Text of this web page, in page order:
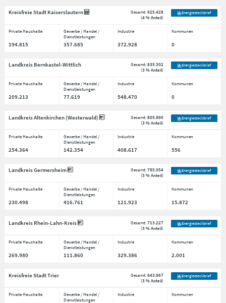
Kreisfreie Stadt Kaiserslautern Gesamt:925.428
(4 % Anteil)
Energiesteckbrief
Private Haushalte
Gewerbe / Handel /
Dienstleistungen
Industrie Kommunen
194.815 357.685 372.928 0
Landkreis Bernkastel-Wittlich Gesamt:835.302
(3 % Anteil)
Energiesteckbrief
Private Haushalte
Gewerbe / Handel /
Dienstleistungen
Industrie Kommunen
209.213 77.619 548.470 0
Landkreis Altenkirchen (Westerwald) Gesamt:805.890
(3 % Anteil)
Energiesteckbrief
Private Haushalte
Gewerbe / Handel /
Dienstleistungen
Industrie Kommunen
254.364 142.354 408.617 556
Landkreis Germersheim Gesamt:785.054
(3 % Anteil)
Energiesteckbrief
Private Haushalte
Gewerbe / Handel /
Dienstleistungen
Industrie Kommunen
230.498 416.761 121.923 15.872
Landkreis Rhein-Lahn-Kreis Gesamt:713.227
(3 % Anteil)
Energiesteckbrief
Private Haushalte
Gewerbe / Handel /
Dienstleistungen
Industrie Kommunen
269.980 111.860 329.386 2.001
Kreisfreie Stadt Trier Gesamt:643.967
(3 % Anteil)
Energiesteckbrief
Private Haushalte
Gewerbe / Handel /
Dienstleistungen
Industrie Kommunen